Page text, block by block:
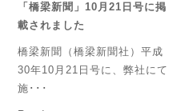
「橋梁新聞」10月21日号に掲
載されました
橋梁新聞（橋梁新聞社）平成
30年10月21日号に、弊社にて
施･･･